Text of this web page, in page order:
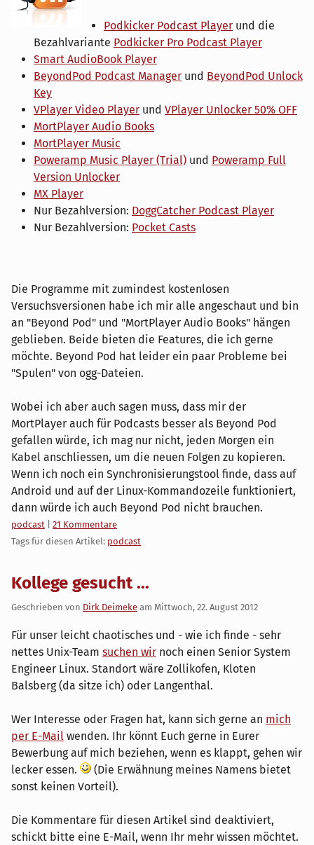
Podkicker Podcast Player und die
Bezahlvariante Podkicker Pro Podcast Player
Smart AudioBook Player
BeyondPod Podcast Manager und BeyondPod Unlock
Key
VPlayer Video Player und VPlayer Unlocker 50% OFF
MortPlayer Audio Books
MortPlayer Music
Poweramp Music Player (Trial) und Poweramp Full
Version Unlocker
MX Player
Nur Bezahlversion: DoggCatcher Podcast Player
Nur Bezahlversion: Pocket Casts
Die Programme mit zumindest kostenlosen
Versuchsversionen habe ich mir alle angeschaut und bin
an "Beyond Pod" und "MortPlayer Audio Books" hängen
geblieben. Beide bieten die Features, die ich gerne
möchte. Beyond Pod hat leider ein paar Probleme bei
"Spulen" von ogg-Dateien.
Wobei ich aber auch sagen muss, dass mir der
MortPlayer auch für Podcasts besser als Beyond Pod
gefallen würde, ich mag nur nicht, jeden Morgen ein
Kabel anschliessen, um die neuen Folgen zu kopieren.
Wenn ich noch ein Synchronisierungstool finde, dass auf
Android und auf der Linux-Kommandozeile funktioniert,
dann würde ich auch Beyond Pod nicht brauchen.
Kategorien:
podcast
21 Kommentare
Tags für diesen Artikel: podcast
Kollege gesucht ...
Geschrieben von Dirk Deimeke am Mittwoch, 22. August 2012
Für unser leicht chaotisches und - wie ich finde - sehr
nettes Unix-Team suchen wir noch einen Senior System
Engineer Linux. Standort wäre Zollikofen, Kloten
Balsberg (da sitze ich) oder Langenthal.
Wer Interesse oder Fragen hat, kann sich gerne an mich
per E-Mail wenden. Ihr könnt Euch gerne in Eurer
Bewerbung auf mich beziehen, wenn es klappt, gehen wir
lecker essen.
(Die Erwähnung meines Namens bietet
sonst keinen Vorteil).
Die Kommentare für diesen Artikel sind deaktiviert,
schickt bitte eine E-Mail, wenn Ihr mehr wissen möchtet.